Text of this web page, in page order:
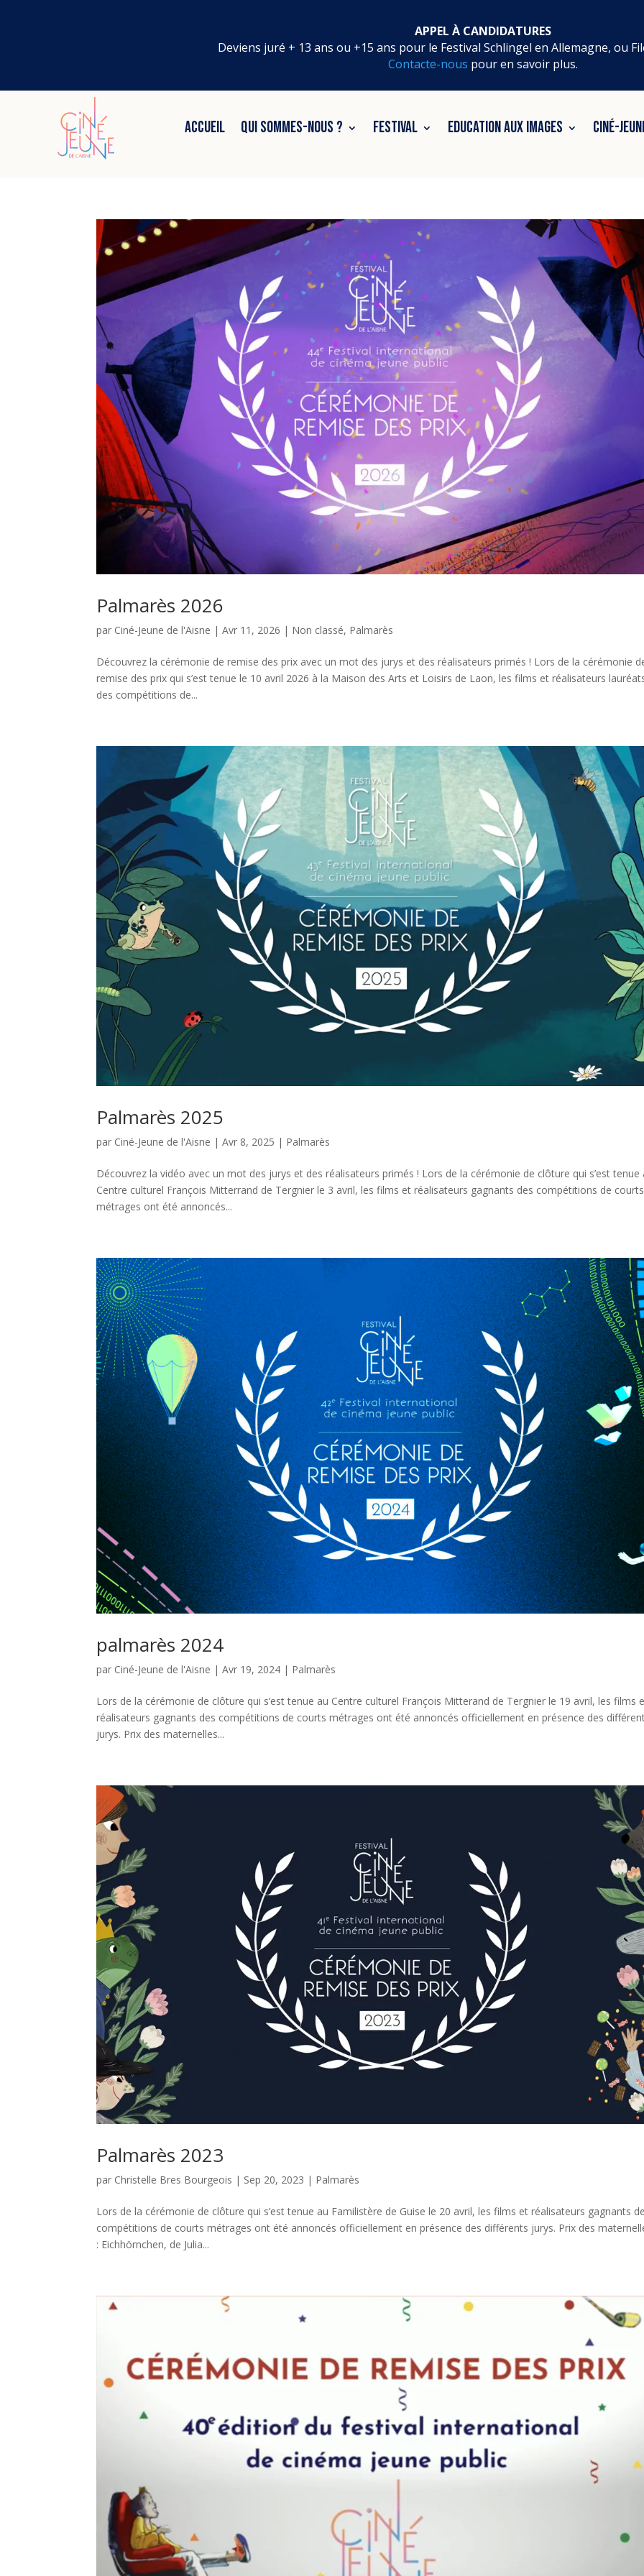
APPEL À CANDIDATURES
Deviens juré + 13 ans ou +15 ans pour le Festival Schlingel en Allemagne, ou
Contacte-nous pour en savoir plus.
ACCUEIL QUI SOMMES-NOUS ? FESTIVAL EDUCATION AUX IMAGES CINÉ-
Palmarès 2026
par Ciné-Jeune de l'Aisne |Avr 11, 2026 | Non classé, Palmarès
Découvrez la cérémonie de remise des prix avec un mot des jurys et des réalisateurs primés ! Lors de la cérémonie
remise des prix qui s’est tenue le 10 avril 2026 à la Maison des Arts et Loisirs de Laon, les films et réalisateurs
des compétitions de...
Palmarès 2025
par Ciné-Jeune de l'Aisne |Avr 8, 2025 | Palmarès
Découvrez la vidéo avec un mot des jurys et des réalisateurs primés ! Lors de la cérémonie de clôture qui s’est tenue
Centre culturel François Mitterrand de Tergnier le 3 avril, les films et réalisateurs gagnants des compétitions de courts
métrages ont été annoncés...
palmarès 2024
par Ciné-Jeune de l'Aisne |Avr 19, 2024 | Palmarès
Lors de la cérémonie de clôture qui s’est tenue au Centre culturel François Mitterand de Tergnier le 19 avril, les films
réalisateurs gagnants des compétitions de courts métrages ont été annoncés officiellement en présence des
jurys. Prix des maternelles...
Palmarès 2023
par Christelle Bres Bourgeois | Sep 20, 2023 | Palmarès
Lors de la cérémonie de clôture qui s’est tenue au Familistère de Guise le 20 avril, les films et réalisateurs gagnants
compétitions de courts métrages ont été annoncés officiellement en présence des différents jurys. Prix des
: Eichhörnchen, de Julia...